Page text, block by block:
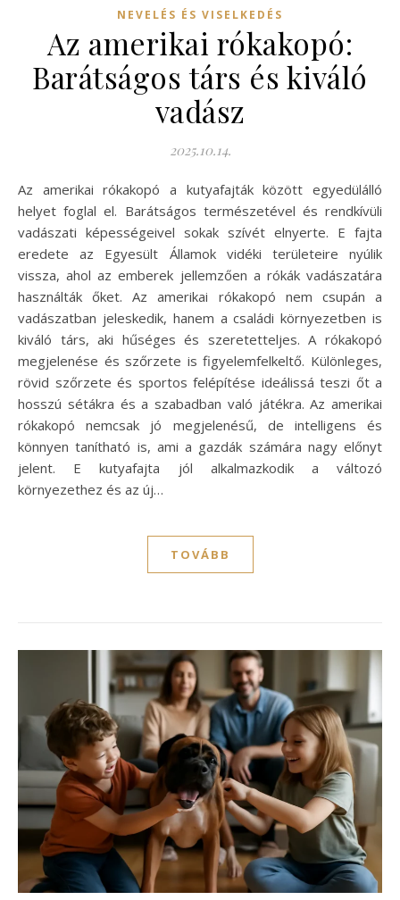
NEVELÉS ÉS VISELKEDÉS
Az amerikai rókakopó:
Barátságos társ és kiváló
vadász
2025.10.14.
Az amerikai rókakopó a kutyafajták között egyedülálló
helyet foglal el. Barátságos természetével és rendkívüli
vadászati képességeivel sokak szívét elnyerte. E fajta
eredete az Egyesült Államok vidéki területeire nyúlik
vissza, ahol az emberek jellemzően a rókák vadászatára
használták őket. Az amerikai rókakopó nem csupán a
vadászatban jeleskedik, hanem a családi környezetben is
kiváló társ, aki hűséges és szeretetteljes. A rókakopó
megjelenése és szőrzete is figyelemfelkeltő. Különleges,
rövid szőrzete és sportos felépítése ideálissá teszi őt a
hosszú sétákra és a szabadban való játékra. Az amerikai
rókakopó nemcsak jó megjelenésű, de intelligens és
könnyen tanítható is, ami a gazdák számára nagy előnyt
jelent. E kutyafajta jól alkalmazkodik a változó
környezethez és az új…
TOVÁBB